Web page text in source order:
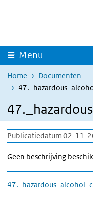
Overslaan en naar de
Menu
Home
Documenten
Publicatiedatum 02-11-
Geen beschrijving